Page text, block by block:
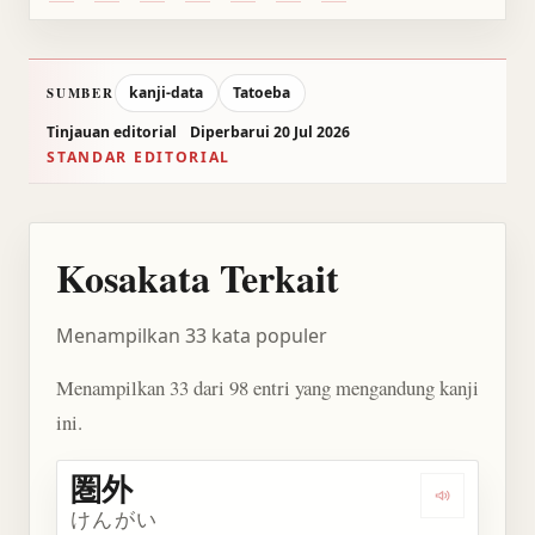
SUMBER kanji-data
Tatoeba
Tinjauan editorial
Diperbarui 20 Jul 2026
STANDAR EDITORIAL
Kosakata Terkait
Menampilkan 33 kata populer
Menampilkan 33 dari 98 entri yang mengandung kanji
ini.
Dengarkan
圏外
けんがい